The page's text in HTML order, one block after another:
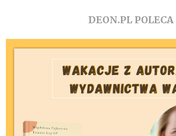
DEON.PL POLECA